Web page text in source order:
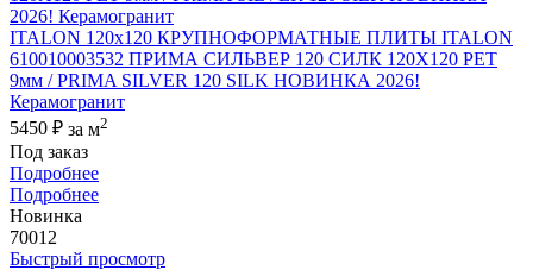
ITALON 120x120 КРУПНОФОРМАТНЫЕ ПЛИТЫ ITALON
610010003532 ПРИМА СИЛЬВЕР 120 СИЛК 120Х120 РЕТ
9мм / PRIMA SILVER 120 SILK НОВИНКА 2026!
Керамогранит
5450 ₽ за м2
Под заказ
Подробнее
Подробнее
Новинка
70012
Быстрый просмотр